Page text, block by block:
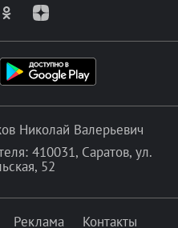
Николай Валерьевич
410031, Саратов, ул.
52
Реклама Контакты